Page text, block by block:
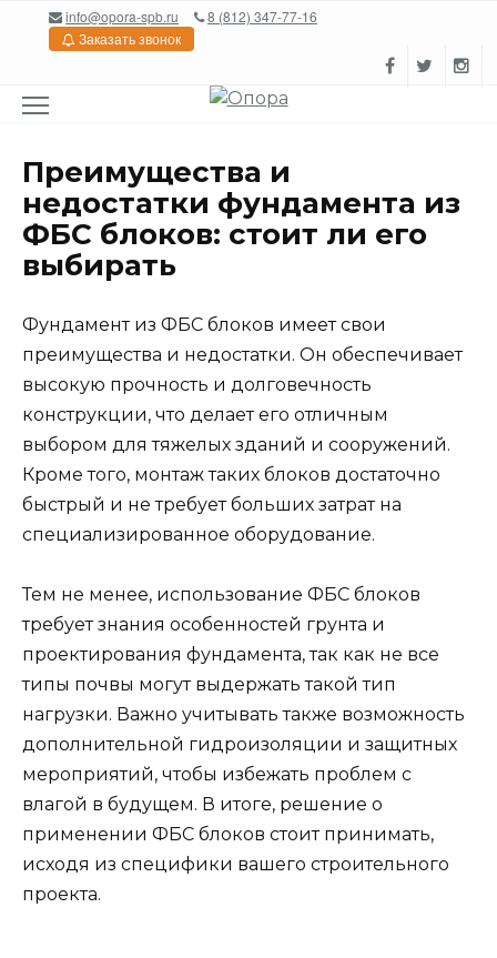
Перейтиinfo@opora-spb.ru
8 (812) 347-77-16
Заказать звонок
Преимущества и
недостатки фундамента из
ФБС блоков: стоит ли его
выбирать
Фундамент из ФБС блоков имеет свои
преимущества и недостатки. Он обеспечивает
высокую прочность и долговечность
конструкции, что делает его отличным
выбором для тяжелых зданий и сооружений.
Кроме того, монтаж таких блоков достаточно
быстрый и не требует больших затрат на
специализированное оборудование.
Тем не менее, использование ФБС блоков
требует знания особенностей грунта и
проектирования фундамента, так как не все
типы почвы могут выдержать такой тип
нагрузки. Важно учитывать также возможность
дополнительной гидроизоляции и защитных
мероприятий, чтобы избежать проблем с
влагой в будущем. В итоге, решение о
применении ФБС блоков стоит принимать,
исходя из специфики вашего строительного
проекта.